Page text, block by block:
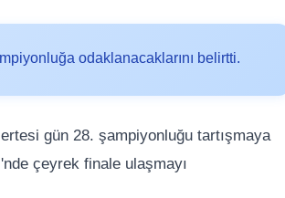
odaklanacaklarını belirtti.
gün 28. şampiyonluğu tartışmaya
çeyrek finale ulaşmayı